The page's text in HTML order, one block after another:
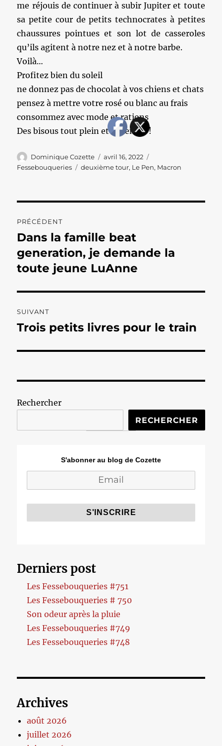
me réjouis de continuer à subir Jupiter et toute
sa petite cour de petits technocrates à petites
chaussures pointues et son lot de casseroles
qu’ils agitent à notre nez et à notre barbe.
Voilà…
Profitez bien du soleil
ne donnez pas de chocolat à vos chiens et chats
pensez à mettre votre rosé ou blanc au frais
consommez avec mode et rations
Des bisous tout plein et à bientôt !
Auteur
Dominique Cozette
Publié
le
avril 16, 2022
Fessebouqueries
Étiquettes
deuxième tour, Le Pen, Macron
de
l’article
PRÉCÉDENT
Publication
précédente :
Dans la famille beat
generation, je demande la
toute jeune LuAnne
SUIVANT
Publication
Trois petits livres pour le train
Rechercher
RECHERCHER
S'abonner au blog de Cozette
Derniers post
Les Fessebouqueries #751
Les Fessebouqueries # 750
Son odeur après la pluie
Les Fessebouqueries #749
Les Fessebouqueries #748
Archives
août 2026
juillet 2026